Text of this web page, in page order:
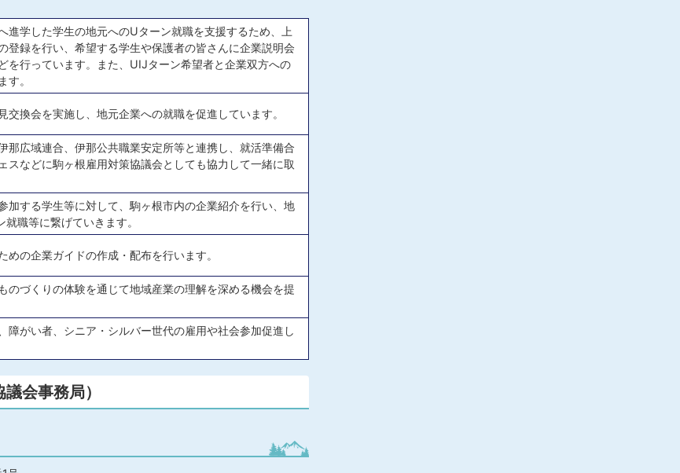
進学した学生の地元へのUターン就職を支援するため、上
登録を行い、希望する学生や保護者の皆さんに企業説明会
を行っています。また、UIJターン希望者と企業双方への
す。
交換会を実施し、地元企業への就職を促進しています。
那広域連合、伊那公共職業安定所等と連携し、就活準備合
スなどに駒ヶ根雇用対策協議会としても協力して一緒に取
加する学生等に対して、駒ヶ根市内の企業紹介を行い、地
職等に繋げていきます。
めの企業ガイドの作成・配布を行います。
のづくりの体験を通じて地域産業の理解を深める機会を提
障がい者、シニア・シルバー世代の雇用や社会参加促進し
会事務局）